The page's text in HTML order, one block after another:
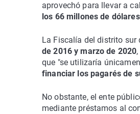
aprovechó para llevar a
los 66 millones de
La Fiscalía del distrito
de 2016 y marzo de 2020
que "se utilizaría
financiar los pagarés de
No obstante, el ente
mediante préstamos al